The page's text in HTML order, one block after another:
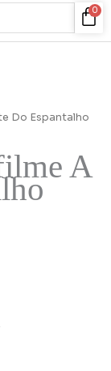
0
Do Espantalho
A